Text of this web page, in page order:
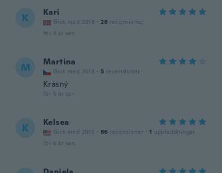
K Kari
Gick med 2018 · 26 recensioner
för 4 år sen
M Martina
Gick med 2018 · 5 recensioner
Krásný
för 5 år sen
K Kelsea
Gick med 2015 · 66 recensioner · 1 uppladdningar
för 6 år sen